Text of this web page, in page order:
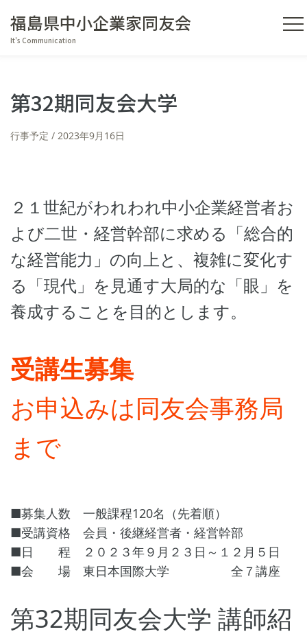
福島県中小企業家同友会
It's Communication
第32期同友会大学
行事予定 2023年9月16日
２１世紀がわれわれ中小企業経営者お
よび二世・経営幹部に求める「総合的
な経営能力」の向上と、複雑に変化す
る「現代」を見通す大局的な「眼」を
養成することを目的とします。
受講生募集
お申込みは同友会事務局
まで
■募集人数 一般課程120名（先着順）
■受講資格 会員・後継経営者・経営幹部
■日 程 ２０２３年９月２３日～１２月５日
■会 場 東日本国際大学 全７講座
第32期同友会大学 講師紹